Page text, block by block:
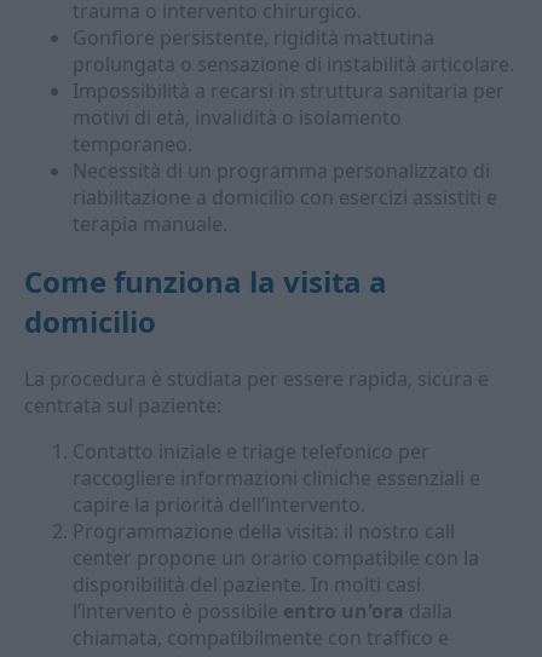
trauma o intervento chirurgico.
Gonfiore persistente, rigidità mattutina
prolungata o sensazione di instabilità articolare.
Impossibilità a recarsi in struttura sanitaria per
motivi di età, invalidità o isolamento
temporaneo.
Necessità di un programma personalizzato di
riabilitazione a domicilio con esercizi assistiti e
terapia manuale.
Come funziona la visita a
domicilio
La procedura è studiata per essere rapida, sicura e
centrata sul paziente:
Contatto iniziale e triage telefonico per
raccogliere informazioni cliniche essenziali e
capire la priorità dell’intervento.
Programmazione della visita: il nostro call
center propone un orario compatibile con la
disponibilità del paziente. In molti casi
l’intervento è possibile entro un'ora dalla
chiamata, compatibilmente con traffico e